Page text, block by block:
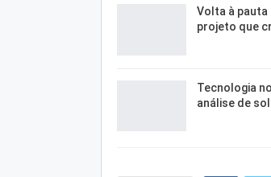
Volta à pauta
projeto que
Tecnologia
análise de